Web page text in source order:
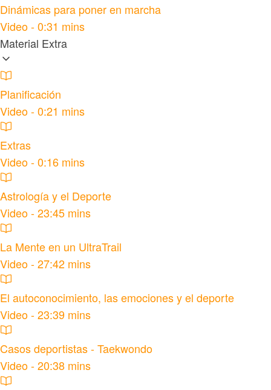
Dinámicas para poner en marcha
Video - 0:31 mins
Material Extra
Planificación
Video - 0:21 mins
Extras
Video - 0:16 mins
Astrología y el Deporte
Video - 23:45 mins
La Mente en un UltraTrail
Video - 27:42 mins
El autoconocimiento, las emociones y el deporte
Video - 23:39 mins
Casos deportistas - Taekwondo
Video - 20:38 mins